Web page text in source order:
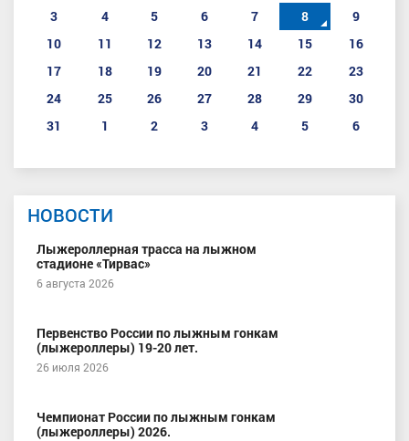
3
4 5 6 7 8
9
10
11 12 13 14 15
16
17
18 19 20 21 22
23
24
25 26 27 28 29
30
31
1 2 3 4 5 6
НОВОСТИ
Лыжероллерная трасса на лыжном
стадионе «Тирвас»
6 августа 2026
Первенство России по лыжным гонкам
(лыжероллеры) 19-20 лет.
26 июля 2026
Чемпионат России по лыжным гонкам
(лыжероллеры) 2026.